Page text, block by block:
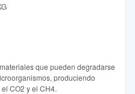
que pueden degradarse
produciendo
CO2 y el CH4.